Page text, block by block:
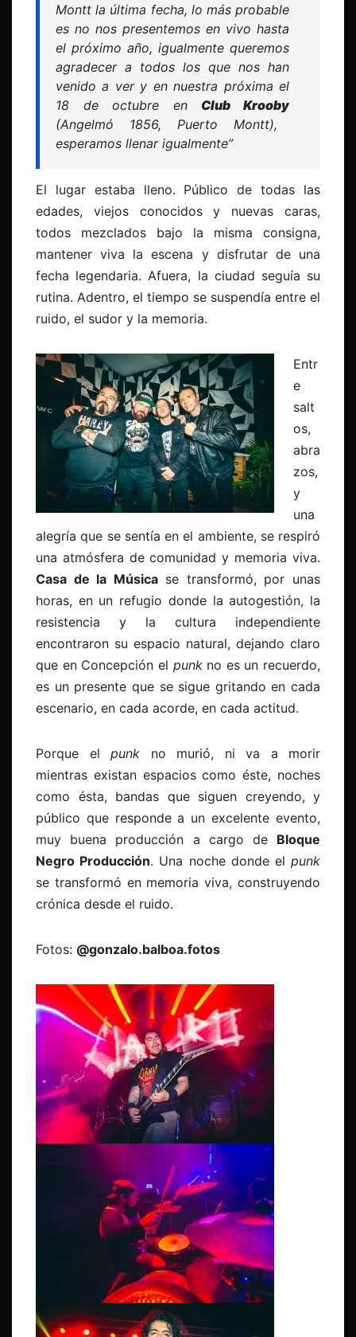
Montt la última fecha, lo más probable
es no nos presentemos en vivo hasta
el próximo año, igualmente queremos
agradecer a todos los que nos han
venido a ver y en nuestra próxima el
18 de octubre en Club Krooby
(Angelmó 1856, Puerto Montt),
esperamos llenar igualmente”
El lugar estaba lleno. Público de todas las
edades, viejos conocidos y nuevas caras,
todos mezclados bajo la misma consigna,
mantener viva la escena y disfrutar de una
fecha legendaria. Afuera, la ciudad seguía su
rutina. Adentro, el tiempo se suspendía entre el
ruido, el sudor y la memoria.
Entr
e
salt
os,
abra
zos,
y
una
alegría que se sentía en el ambiente, se respiró
una atmósfera de comunidad y memoria viva.
Casa de la Músicase transformó, por unas
horas, en un refugio donde la autogestión, la
resistencia y la cultura independiente
encontraron su espacio natural, dejando claro
que en Concepción el punkno es un recuerdo,
es un presente que se sigue gritando en cada
escenario, en cada acorde, en cada actitud.
Porque el punk no murió, ni va a morir
mientras existan espacios como éste, noches
como ésta, bandas que siguen creyendo, y
público que responde a un excelente evento,
muy buena producción a cargo de Bloque
Negro Producción. Una noche donde elpunk
se transformó en memoria viva, construyendo
crónica desde el ruido.
Fotos: @gonzalo.balboa.fotos